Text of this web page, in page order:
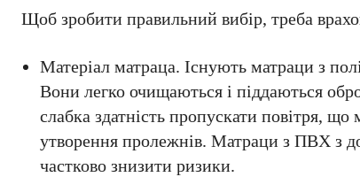
Щоб зробити правильний вибір, треба
Матеріал матраца. Існують матраци з
Вони легко очищаються і піддаються
слабка здатність пропускати повітря,
утворення пролежнів. Матраци з ПВХ з
частково знизити ризики.